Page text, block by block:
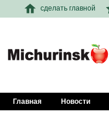
сделать главной
Главная Новости